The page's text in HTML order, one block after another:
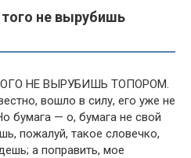
не вырубишь
НЕ ВЫРУБИШЬ ТОПОРОМ.
вошло в силу, его уже не
бумага — о, бумага не свой
пожалуй, такое словечко,
а поправить, мое